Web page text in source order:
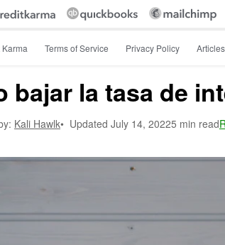
Terms of Service Privacy Policy Articles
bajar la tasa de
Kali Hawlk• Updated July 14, 20225 min read